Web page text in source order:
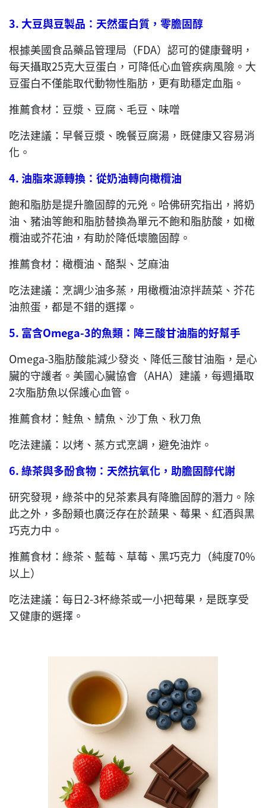
3. 大豆與豆製品：天然蛋白質，零膽固醇
根據美國食品藥品管理局（FDA）認可的健康聲明，
每天攝取25克大豆蛋白，可降低心血管疾病風險。大
豆蛋白不僅能取代動物性脂肪，更有助穩定血脂。
推薦食材：豆漿、豆腐、毛豆、味噌
吃法建議：早餐豆漿、晚餐豆腐湯，既健康又容易消
化。
4. 油脂來源轉換：從奶油轉向橄欖油
飽和脂肪是提升膽固醇的元兇。哈佛研究指出，將奶
油、豬油等飽和脂肪替換為單元不飽和脂肪酸，如橄
欖油或芥花油，有助於降低壞膽固醇。
推薦食材：橄欖油、酪梨、芝麻油
吃法建議：烹調少油多蒸，用橄欖油涼拌蔬菜、芥花
油煎蛋，都是不錯的選擇。
5. 富含Omega-3的魚類：降三酸甘油脂的好幫手
Omega-3脂肪酸能減少發炎、降低三酸甘油脂，是心
臟的守護者。美國心臟協會（AHA）建議，每週攝取
2次脂肪魚以保護心血管。
推薦食材：鮭魚、鯖魚、沙丁魚、秋刀魚
吃法建議：以烤、蒸方式烹調，避免油炸。
6.綠茶與多酚食物：天然抗氧化，助膽固醇代謝
研究發現，綠茶中的兒茶素具有降膽固醇的潛力。除
此之外，多酚類也廣泛存在於蔬果、莓果、紅酒與黑
巧克力中。
推薦食材：綠茶、藍莓、草莓、黑巧克力（純度70%
以上）
吃法建議：每日2-3杯綠茶或一小把莓果，是既享受
又健康的選擇。